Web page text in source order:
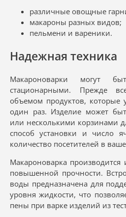
различные овощные
макароны разных видов;
пельмени и вареники.
Надежная техника
Макароноварки могут
стационарными. Прежде
объемом продуктов, которые
один раз. Изделие может
или несколькими корзинами
способ установки и число
количество посетителей в
Макароноварка
повышенной прочности.
воды предназначена для
уровня жидкости, что
пены при варке изделий из